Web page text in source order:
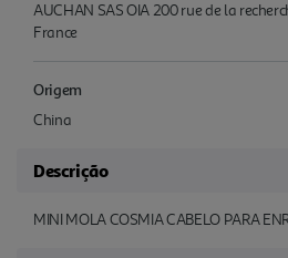
AUCHAN SAS OIA 200 rue de la
France
Origem
China
Descrição
MINI MOLA COSMIA CABELO PARA